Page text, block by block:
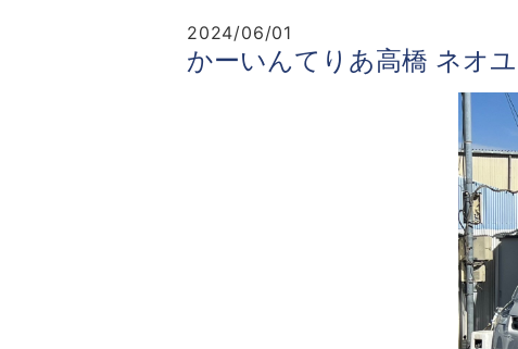
2024/06/01
かーいんてりあ高橋 ネオ